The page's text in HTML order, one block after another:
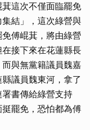
這次不僅面臨罷免
結」，這次綠營與
傅崐萁，將由綠營
接下來在花蓮縣長
與無黨籍議員魏嘉
議員魏東河，拿了
書傳給綠營支持
罷免，恐怕都為傅